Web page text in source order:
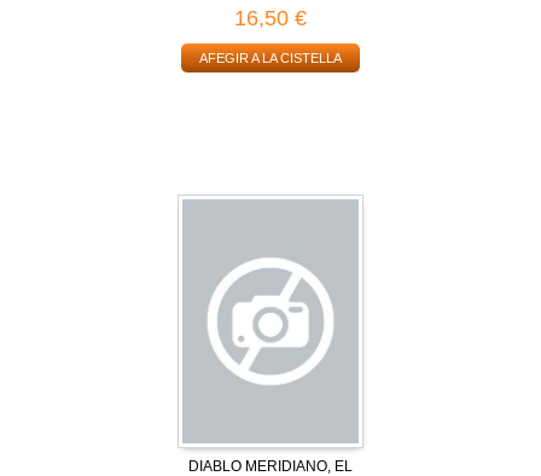
16,50 €
AFEGIR A LA CISTELLA
DIABLO MERIDIANO, EL